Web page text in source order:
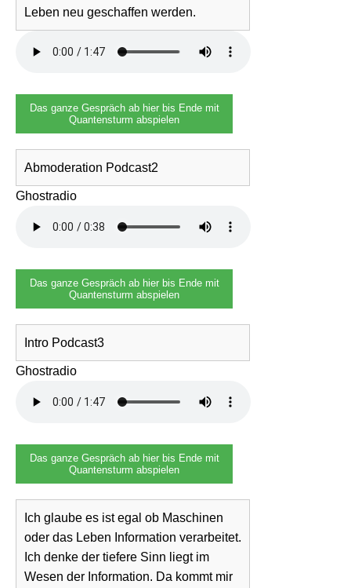
Leben neu geschaffen werden.
Das ganze Gespräch ab hier bis Ende mit
Quantensturm abspielen
Abmoderation Podcast2
Ghostradio
Das ganze Gespräch ab hier bis Ende mit
Quantensturm abspielen
Intro Podcast3
Ghostradio
Das ganze Gespräch ab hier bis Ende mit
Quantensturm abspielen
Ich glaube es ist egal ob Maschinen
oder das Leben Information verarbeitet.
Ich denke der tiefere Sinn liegt im
Wesen der Information. Da kommt mir